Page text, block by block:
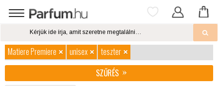
Matiere Premiere unisex
teszter
SZŰRÉS